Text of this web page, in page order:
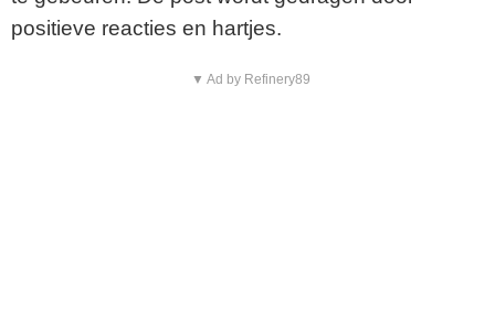
positieve reacties en hartjes.
▼ Ad by Refinery89